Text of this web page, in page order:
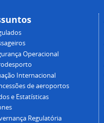
Operacional
Internacional
de aeroportos
e Estatísticas
Regulatória